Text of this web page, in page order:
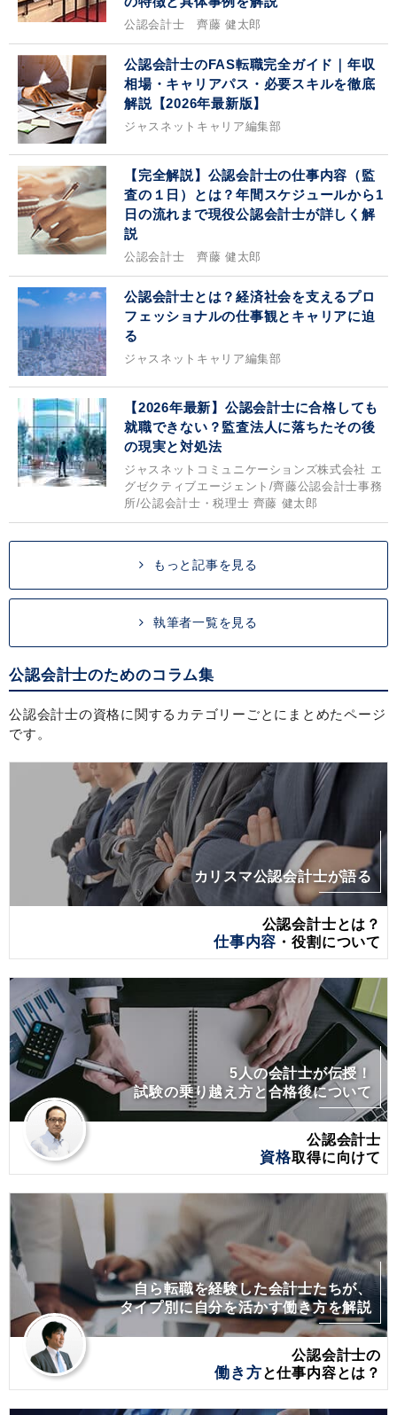
公認会計士 齊藤 健太郎
公認会計士のFAS転職完全ガイド｜年収
相場・キャリアパス・必要スキルを徹底
解説【2026年最新版】
ジャスネットキャリア編集部
【完全解説】公認会計士の仕事内容（監
査の１日）とは？年間スケジュールから1
日の流れまで現役公認会計士が詳しく解
説
公認会計士 齊藤 健太郎
公認会計士とは？経済社会を支えるプロ
フェッショナルの仕事観とキャリアに迫
る
ジャスネットキャリア編集部
【2026年最新】公認会計士に合格しても
就職できない？監査法人に落ちたその後
の現実と対処法
ジャスネットコミュニケーションズ株式会社 エ
グゼクティブエージェント/齊藤公認会計士事務
所/公認会計士・税理士 齊藤 健太郎
もっと記事を見る
執筆者一覧を見る
公認会計士のためのコラム集
公認会計士の資格に関するカテゴリーごとにまとめたページ
です。
カリスマ公認会計士が語る
公認会計士とは？
仕事内容 ・役割について
5人の会計士が伝授！
試験の乗り越え方と合格後について
公認会計士
資格取得に向けて
自ら転職を経験した会計士たちが、
タイプ別に自分を活かす働き方を解説
公認会計士の
働き方と仕事内容とは？